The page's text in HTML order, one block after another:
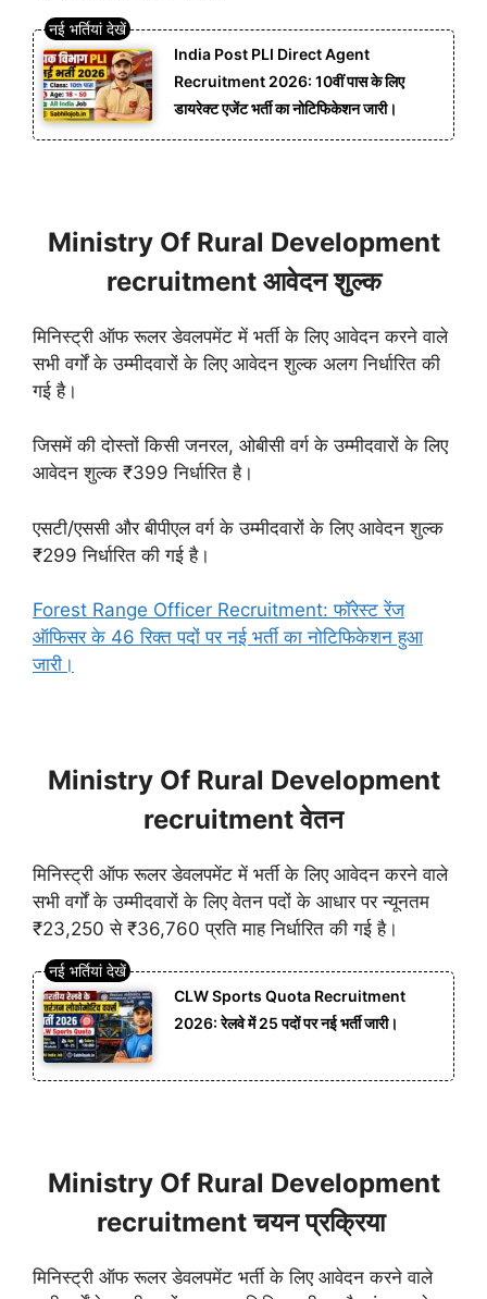
India Post PLI Direct Agent
Recruitment 2026: 10वीं पास के लिए
डायरेक्ट एजेंट भर्ती का नोटिफिकेशन जारी।
Ministry Of Rural Development
recruitment आवेदन शुल्क
मिनिस्ट्री ऑफ रूलर डेवलपमेंट में भर्ती के लिए आवेदन करने वाले
सभी वर्गों के उम्मीदवारों के लिए आवेदन शुल्क अलग निर्धारित की
गई है।
जिसमें की दोस्तों किसी जनरल, ओबीसी वर्ग के उम्मीदवारों के लिए
आवेदन शुल्क ₹399 निर्धारित है।
एसटी/एससी और बीपीएल वर्ग के उम्मीदवारों के लिए आवेदन शुल्क
₹299 निर्धारित की गई है।
Forest Range Officer Recruitment: फॉरेस्ट रेंज
ऑफिसर के 46 रिक्त पदों पर नई भर्ती का नोटिफिकेशन हुआ
जारी।
Ministry Of Rural Development
recruitment वेतन
मिनिस्ट्री ऑफ रूलर डेवलपमेंट में भर्ती के लिए आवेदन करने वाले
सभी वर्गों के उम्मीदवारों के लिए वेतन पदों के आधार पर न्यूनतम
₹23,250 से ₹36,760 प्रति माह निर्धारित की गई है।
CLW Sports Quota Recruitment
2026: रेलवे में 25 पदों पर नई भर्ती जारी।
Ministry Of Rural Development
recruitment चयन प्रक्रिया
मिनिस्ट्री ऑफ रूलर डेवलपमेंट भर्ती के लिए आवेदन करने वाले